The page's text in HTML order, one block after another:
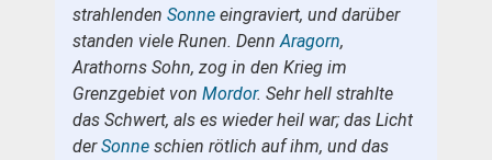
strahlenden Sonne eingraviert, und darüber
standen viele Runen. Denn Aragorn,
Arathorns Sohn, zog in den Krieg im
Grenzgebiet von Mordor. Sehr hell strahlte
das Schwert, als es wieder heil war; das Licht
derSonne schien rötlich auf ihm, und das